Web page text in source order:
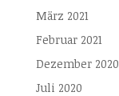
März 2021
Februar 2021
Dezember 2020
Juli 2020